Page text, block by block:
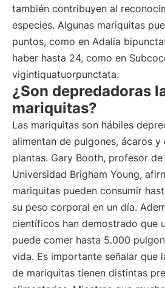
también contribuyen al
especies. Algunas mariquitas
puntos, como en Adalia
haber hasta 24, como en
vigintiquatuorpunctata.
¿Son depredadoras
mariquitas?
Las mariquitas son hábiles
alimentan de pulgones, ácaros
plantas. Gary Booth, profesor
Universidad Brigham Young,
mariquitas pueden consumir
su peso corporal en un día.
científicos han demostrado que
puede comer hasta 5.000
vida. Es importante señalar que
de mariquitas tienen distintas